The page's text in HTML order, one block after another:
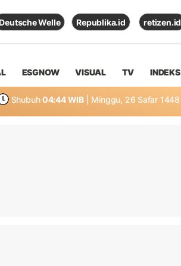
Deutsche Welle Republika.id retizen.id
ESGNOW VISUAL TV INDEKS
Shubuh 04:44 WIB | Minggu, 26 Safar 1448